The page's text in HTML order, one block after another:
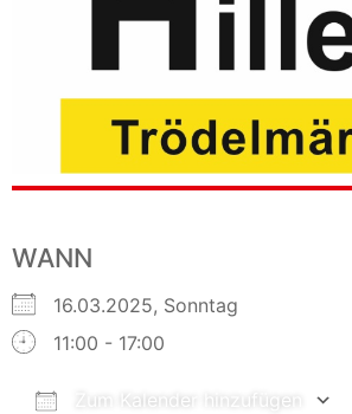
WANN
16.03.2025, Sonntag
11:00 - 17:00
Zum Kalender hinzufügen